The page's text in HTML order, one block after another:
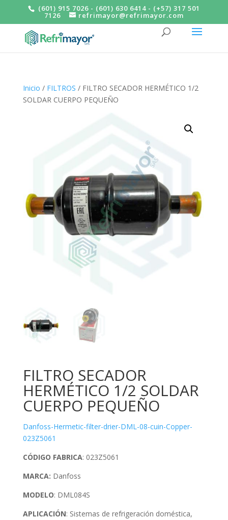
(601) 915 7026 - (601) 630 6414 - (+57) 317 501
7126 refrimayor@refrimayor.com
Inicio / FILTROS / FILTRO SECADOR HERMÉTICO 1/2
SOLDAR CUERPO PEQUEÑO
FILTRO SECADOR
HERMÉTICO 1/2 SOLDAR
CUERPO PEQUEÑO
Danfoss-Hermetic-filter-drier-DML-08-cuin-Copper-
023Z5061
CÓDIGO FABRICA: 023Z5061
MARCA: Danfoss
MODELO: DML084S
APLICACIÓN: Sistemas de refrigeración doméstica,